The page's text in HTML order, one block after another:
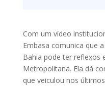
Com um vídeo
Embasa comunica que
Bahia pode ter reflexos
Metropolitana. Ela dá
que veiculou nos